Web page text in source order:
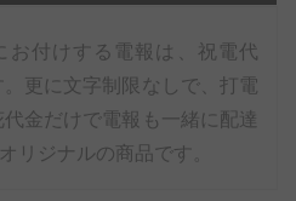
お付けする電報は、祝電代
更に文字制限なしで、打電
金だけで電報も一緒に配達
リジナルの商品です。